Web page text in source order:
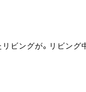
ビングが。リビン